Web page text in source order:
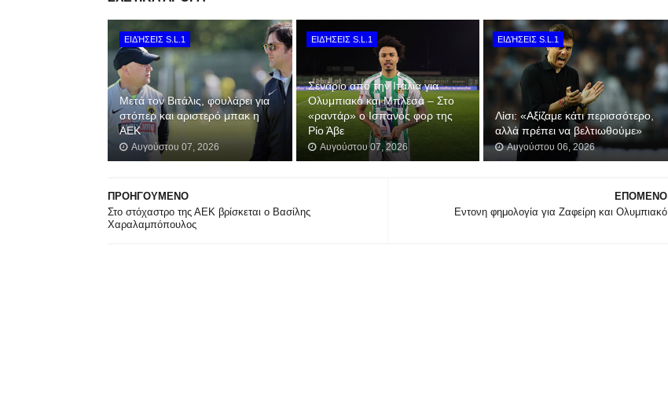
ΕΙΔΉΣΕΙΣ S.L.1
Μετά τον Βιτάλις, φουλάρει για
στόπερ και αριστερό μπακ η
ΑΕΚ
Αυγούστου 07, 2026
ΕΙΔΉΣΕΙΣ S.L.1
Σενάριο από την Ιταλία για
Ολυμπιακό και Μπλέσα – Στο
«ραντάρ» ο Ισπανός φορ της
Ρίο Άβε
Αυγούστου 07, 2026
ΕΙΔΉΣΕΙΣ S.L.1
Λίσι: «Αξίζαμε κάτι περισσότερο,
αλλά πρέπει να βελτιωθούμε»
Αυγούστου 06, 2026
ΕΠΟΜΕΝΟ
Εντονη φημολογία για Ζαφείρη και Ολυμπιακό
ΠΡΟΗΓΟΥΜΕΝΟ
Στο στόχαστρο της ΑΕΚ βρίσκεται ο Βασίλης
Χαραλαμπόπουλος